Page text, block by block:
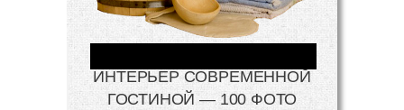
ИНТЕРЬЕР СОВРЕМЕННОЙ
ГОСТИНОЙ — 100 ФОТО